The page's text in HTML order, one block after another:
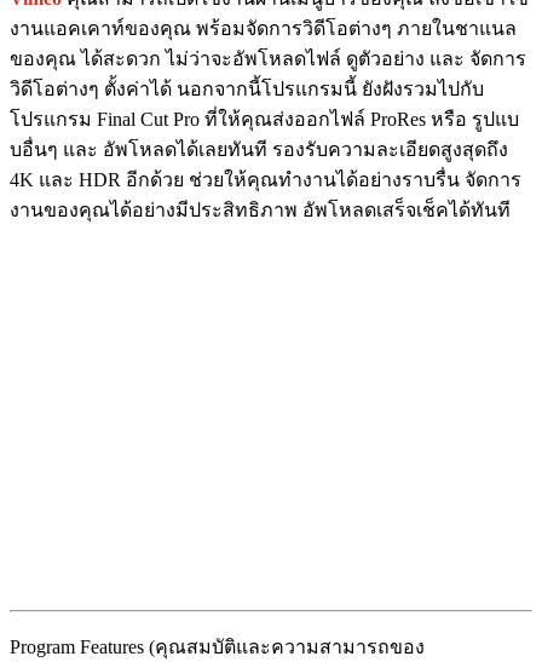
งานแอคเคาท์ของคุณ พร้อมจัดการวิดีโอต่างๆ ภายในชาแนล
ของคุณ ได้สะดวก ไม่ว่าจะอัพโหลดไฟล์ ดูตัวอย่าง และ จัดการ
วิดีโอต่างๆ ตั้งค่าได้ นอกจากนี้โปรแกรมนี้ ยังฝังรวมไปกับ
โปรแกรม Final Cut Pro ที่ให้คุณส่งออกไฟล์ ProRes หรือ รูปแบ
บอื่นๆ และ อัพโหลดได้เลยทันที รองรับความละเอียดสูงสุดถึง
4K และ HDR อีกด้วย ช่วยให้คุณทำงานได้อย่างราบรื่น จัดการ
งานของคุณได้อย่างมีประสิทธิภาพ อัพโหลดเสร็จเช็คได้ทันที
Program Features (คุณสมบัติและความสามารถของ